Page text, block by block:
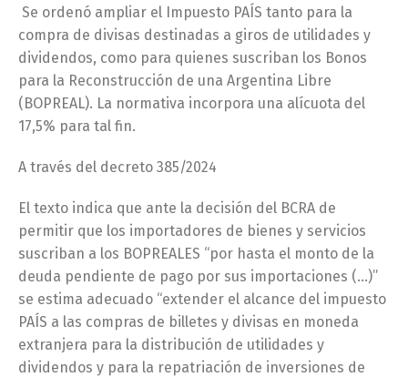
Se ordenó ampliar el Impuesto PAÍS tanto para la
compra de divisas destinadas a giros de utilidades y
dividendos, como para quienes suscriban los Bonos
para la Reconstrucción de una Argentina Libre
(BOPREAL). La normativa incorpora una alícuota del
17,5% para tal fin.
A través del decreto 385/2024
El texto indica que ante la decisión del BCRA de
permitir que los importadores de bienes y servicios
suscriban a los BOPREALES “por hasta el monto de la
deuda pendiente de pago por sus importaciones (…)”
se estima adecuado “extender el alcance del impuesto
PAÍS a las compras de billetes y divisas en moneda
extranjera para la distribución de utilidades y
dividendos y para la repatriación de inversiones de